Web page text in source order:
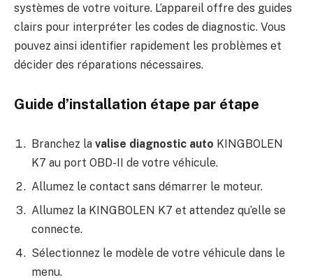
systèmes de votre voiture. L’appareil offre des guides
clairs pour interpréter les codes de diagnostic. Vous
pouvez ainsi identifier rapidement les problèmes et
décider des réparations nécessaires.
Guide d’installation étape par étape
Branchez la valise diagnostic auto KINGBOLEN
K7 au port OBD-II de votre véhicule.
Allumez le contact sans démarrer le moteur.
Allumez la KINGBOLEN K7 et attendez qu’elle se
connecte.
Sélectionnez le modèle de votre véhicule dans le
menu.